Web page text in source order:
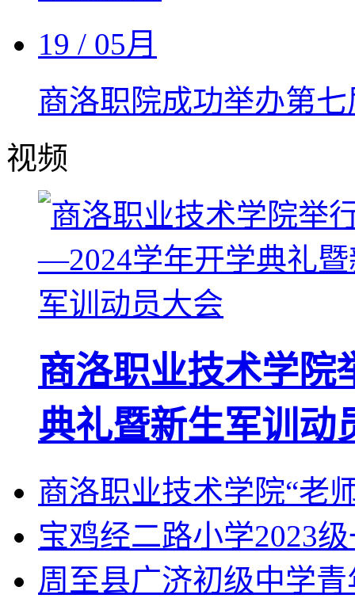
19 / 05月
商洛职院成功举办第
视频
商洛职业技术学院
典礼暨新生军训动
商洛职业技术学院“老
宝鸡经二路小学2023
周至县广济初级中学